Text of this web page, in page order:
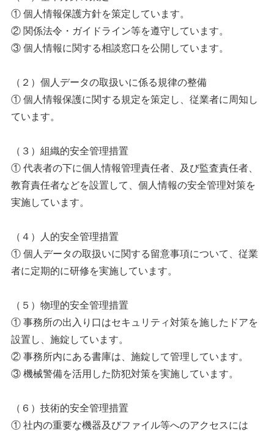
① 個人情報保護方針を策定しています。
② 関係法令・ガイドライン等を遵守しています。
③ 個人情報に関する相談窓口を公開しています。
（２）個人データの取扱いに係る規律の整備
① 個人情報保護に関する規定を策定し、従業者に周知し
ています。
（３）組織的安全管理措置
① 代表者の下に個人情報管理責任者、及び監査責任者、
教育責任者などを設置して、個人情報の安全管理対策を
実施しています。
（４）人的安全管理措置
① 個人データの取扱いに関する留意事項について、従業
者に定期的に研修を実施しています。
（５）物理的安全管理措置
① 事務所の出入り口はセキュリティ対策を施したドアを
設置し、施錠しています。
② 事務所内にある書庫は、施錠して管理しています。
③ 機械警備を活用した防犯対策を実施しています。
（６）技術的安全管理措置
① 社内の重要な機器及びファイル等へのアクセスには